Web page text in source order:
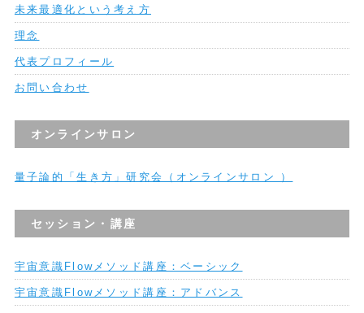
未来最適化という考え方
理念
代表プロフィール
お問い合わせ
オンラインサロン
量子論的「生き方」研究会（オンラインサロン ）
セッション・講座
宇宙意識Flowメソッド講座：ベーシック
宇宙意識Flowメソッド講座：アドバンス